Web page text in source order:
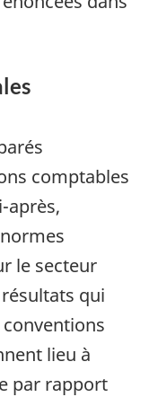
comptables
après,
le secteur
qui
lieu à
par rapport